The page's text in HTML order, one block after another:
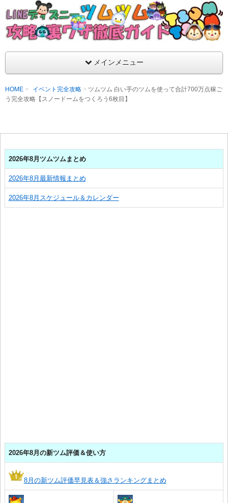
LINEディズニー ツムツム攻略・裏ワザ徹底
支持率No1！痒いところに手が届くツムツム攻略サイト！新ツ
ラ評価も丁寧に解説！ツムツムを120％楽しめるサイトを目指し
メインメニュー
HOME イベント完全攻略
ツムツム 白い手のツムを使って合計700万点稼ご
う完全攻略【スノードームをつくろう6枚目】
2026年8月ツムツムまとめ
2026年8月最新情報まとめ
2026年8月スケジュール＆カレンダー
2026年8月の新ツム評価＆使い方
8月の新ツム評価早見表＆強さランキングまとめ